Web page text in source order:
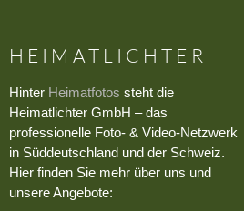
HEIMATLICHTER
Hinter Heimatfotos steht die
Heimatlichter GmbH – das
professionelle Foto- & Video-Netzwerk
in Süddeutschland und der Schweiz.
Hier finden Sie mehr über uns und
unsere Angebote: